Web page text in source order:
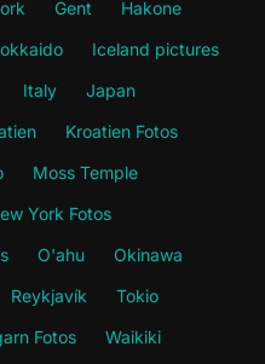
Gent
Hakone
Iceland pictures
Italy
Japan
Kroatien Fotos
Moss Temple
York Fotos
O'ahu
Okinawa
Reykjavík
Tokio
Fotos Waikiki